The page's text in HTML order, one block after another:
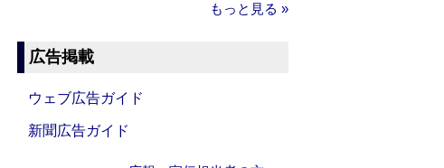
もっと見る »
広告掲載
ウェブ広告ガイド
新聞広告ガイド